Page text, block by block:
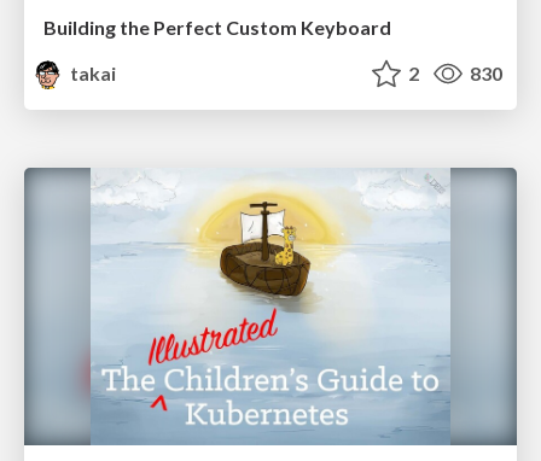
Building the Perfect Custom Keyboard
takai
2 830